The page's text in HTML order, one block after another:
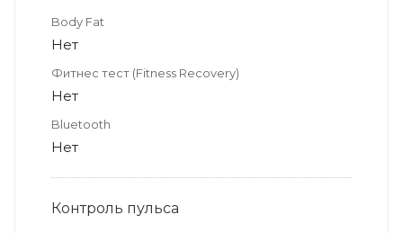
Body Fat
Нет
Фитнес тест (Fitness Recovery)
Нет
Bluetooth
Нет
Контроль пульса